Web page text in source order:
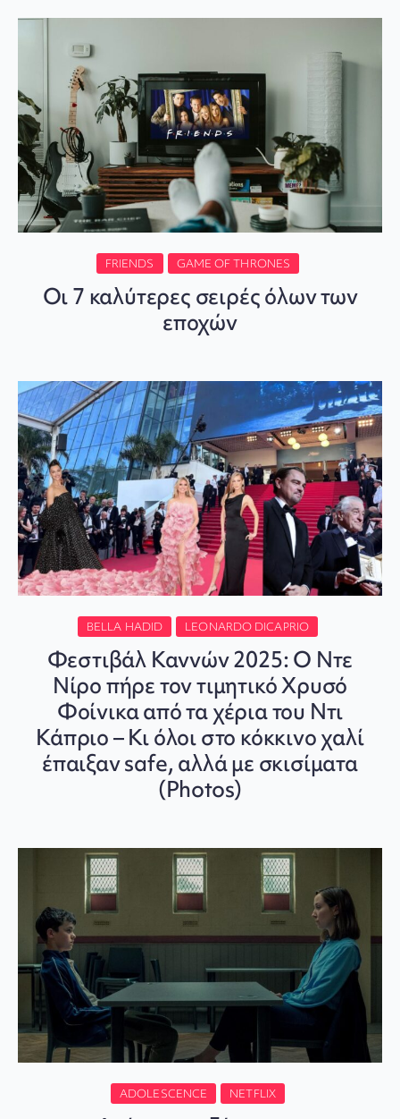
FRIENDS GAME OF THRONES
Οι 7 καλύτερες σειρές όλων των
εποχών
BELLA HADID LEONARDO DICAPRIO
Φεστιβάλ Καννών 2025: Ο Ντε
Νίρο πήρε τον τιμητικό Χρυσό
Φοίνικα από τα χέρια του Ντι
Κάπριο – Κι όλοι στο κόκκινο χαλί
έπαιξαν safe, αλλά με σκισίματα
(Photos)
ADOLESCENCE NETFLIX